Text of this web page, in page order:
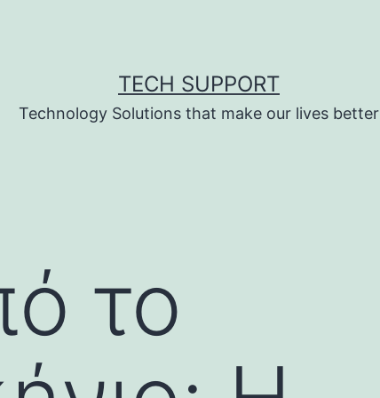
TECH SUPPORT
Technology Solutions that make our lives better
το